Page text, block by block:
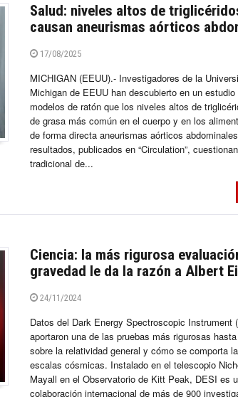
Salud: niveles altos de
causan aneurismas aórticos
17/08/2025
MICHIGAN (EEUU).- Investigadores de la
Michigan de EEUU han descubierto en un estudio
modelos de ratón que los niveles altos de
de grasa más común en el cuerpo y en los
de forma directa aneurismas aórticos
resultados, publicados en “Circulation”,
tradicional de...
Ciencia: la más rigurosa
gravedad le da la razón a Albert
24/11/2024
Datos del Dark Energy Spectroscopic Instrument
aportaron una de las pruebas más rigurosas
sobre la relatividad general y cómo se comporta
escalas cósmicas. Instalado en el telescopio
Mayall en el Observatorio de Kitt Peak, DESI es
colaboración internacional de más de 900